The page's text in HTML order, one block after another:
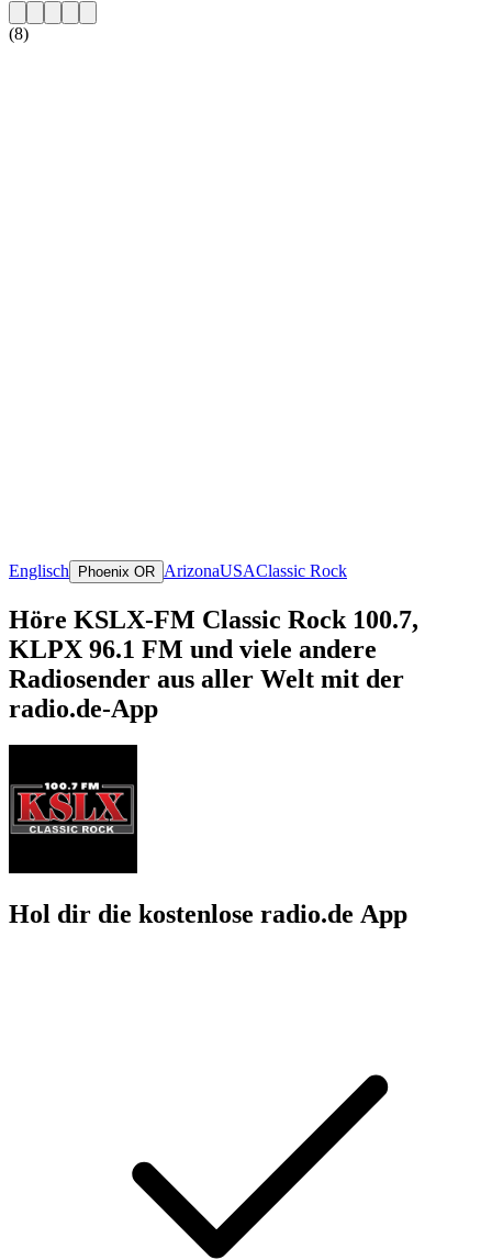
(8)
Englisch Phoenix OR ArizonaUSAClassic Rock
Höre KSLX-FM Classic Rock 100.7,
KLPX 96.1 FM und viele andere
Radiosender aus aller Welt mit der
radio.de-App
Hol dir die kostenlose radio.de App